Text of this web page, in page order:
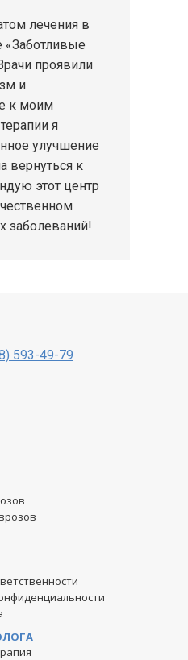
лечения в
«Заботливые
проявили
и
к моим
я
улучшение
вернуться к
этот центр
заболеваний!
593-49-79